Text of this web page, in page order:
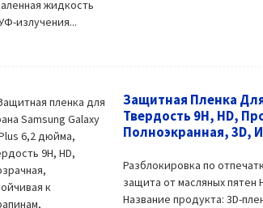
Защитная Пленка
Твердость 9H, HD,
Полноэкранная, 3D,
Разблокировка по
защита от масляных пятен
Название продукта: 3D-